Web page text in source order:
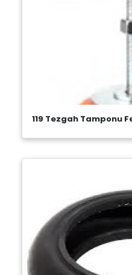
119 Tezgah Tamponu